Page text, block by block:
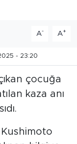
A- A+
- 23:20
çocuğa
kaza anı
Kushimoto